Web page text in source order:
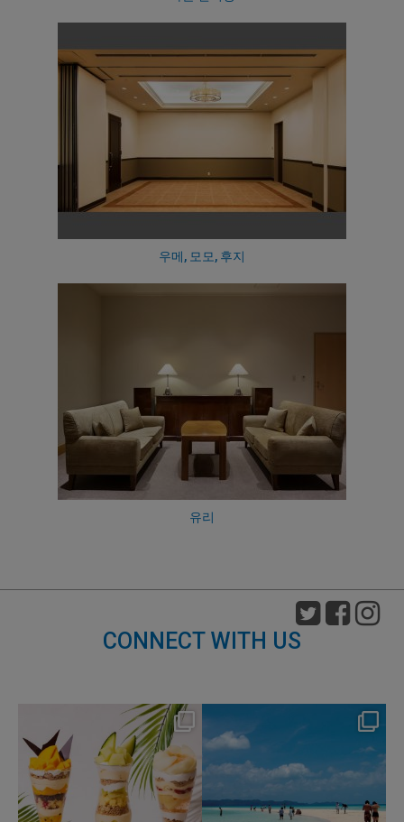
우메, 모모, 후지
유리
CONNECT WITH US
nikko_hotels
Aug 4
159 1